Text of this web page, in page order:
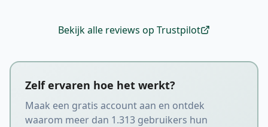
Bekijk alle reviews op Trustpilot
Zelf ervaren hoe het werkt?
Maak een gratis account aan en ontdek
waarom meer dan 1.313 gebruikers hun